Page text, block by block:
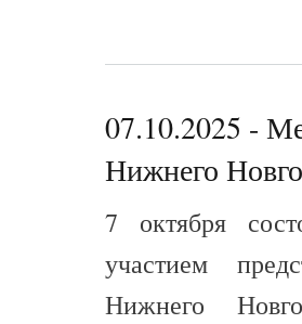
07.10.2025 -
Нижнего
7 октября
участием
Нижнего